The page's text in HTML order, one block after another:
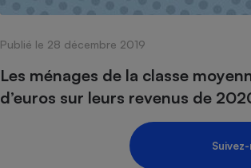
Publié le 28 décembre 2019
Les ménages de la classe
d’euros sur leurs revenus de
Petit